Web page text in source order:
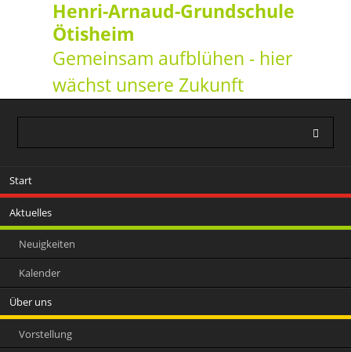
Henri-Arnaud-Grundschule
Ötisheim
Gemeinsam aufblühen - hier
wächst unsere Zukunft
überspringen
Start
Aktuelles
Neuigkeiten
Kalender
Über uns
Vorstellung